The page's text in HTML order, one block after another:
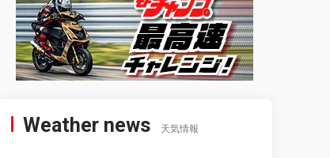
Weather news 天気情報